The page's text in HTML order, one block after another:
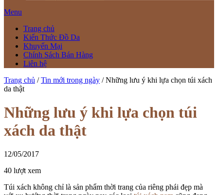
Menu
Trang chủ
Kiến Thức Đồ Da
Khuyến Mại
Chính Sách Bán Hàng
Liên hệ
Trang chủ /Tin mới trong ngày /Những lưu ý khi lựa chọn túi xách
da thật
Những lưu ý khi lựa chọn túi
xách da thật
12/05/2017
40 lượt xem
Túi xách không chỉ là sản phẩm thời trang của riêng phái đẹp mà